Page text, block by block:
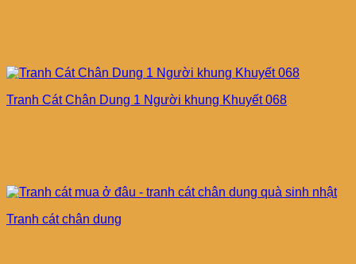
Tranh Cát Chân Dung 1 Người khung Khuyết 068
Tranh cát chân dung